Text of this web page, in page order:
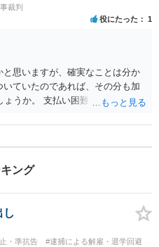
裁判
役にたった 1
思いますが、確実なことは分か
ていたのであれば、その分も加
うか。 支払い困難であれば、判
ング
し
・準抗告
#逮捕による解雇・退学回避